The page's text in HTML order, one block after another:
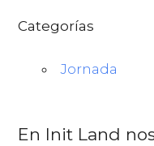
Categorías
Jornada
En Init Land